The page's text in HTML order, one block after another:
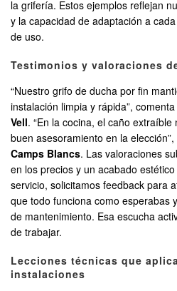
la grifería. Estos ejemplos reflejan
y la capacidad de adaptación a
de uso.
Testimonios y valoraciones
“Nuestro grifo de ducha por fin
instalación limpia y rápida”,
Vell. “En la cocina, el caño
buen asesoramiento en la
Camps Blancs. Las valoraciones
en los precios y un acabado
servicio, solicitamos feedback para
que todo funciona como esperabas
de mantenimiento. Esa escucha
de trabajar.
Lecciones técnicas que
instalaciones